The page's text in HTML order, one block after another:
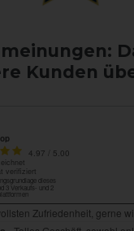
Kunden